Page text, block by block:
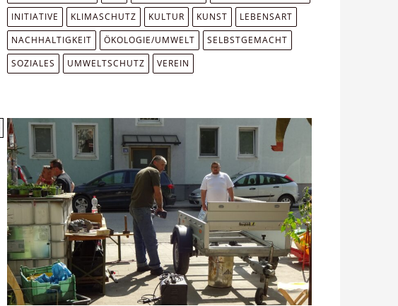
INITIATIVE
KLIMASCHUTZ KULTUR KUNST
LEBENSART
NACHHALTIGKEIT
ÖKOLOGIE/UMWELT
SELBSTGEMACHT
SOZIALES
UMWELTSCHUTZ VEREIN